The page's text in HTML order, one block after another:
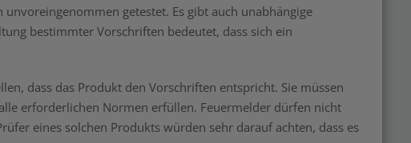
getestet. Es gibt auch unabhängige
bestimmter Vorschriften bedeutet, dass sich ein
dass das Produkt den Vorschriften entspricht. Sie müssen
erforderlichen Normen erfüllen. Feuermelder dürfen nicht
eines solchen Produkts würden sehr darauf achten, dass es